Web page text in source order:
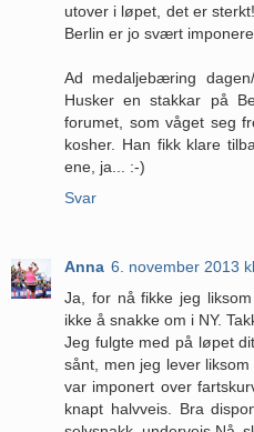
utover i løpet, det er
Berlin er jo svært
Ad medaljebæring
Husker en stakkar på
forumet, som våget seg
kosher. Han fikk klare
ene, ja... :-)
Svar
Anna 6. november 2013
Ja, for nå fikke jeg
ikke å snakke om i NY.
Jeg fulgte med på løpet
sånt, men jeg lever
var imponert over
knapt halvveis. Bra